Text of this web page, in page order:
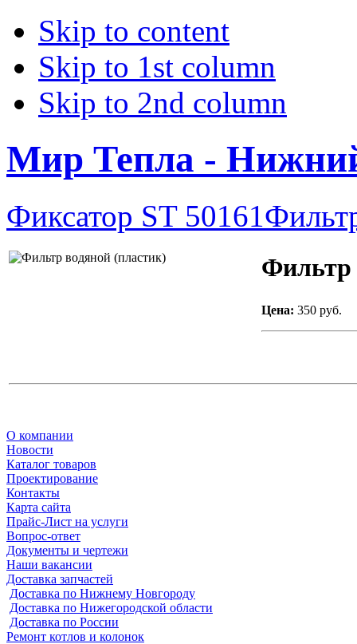
Skip to content
Skip to 1st column
Skip to 2nd column
Мир Тепла -
Фиксатор ST 50161
Фильтр
Цена: 350 руб.
О компании
Новости
Каталог товаров
Проектирование
Контакты
Карта сайта
Прайс-Лист на услуги
Вопрос-ответ
Документы и чертежи
Наши вакансии
Доставка запчастей
Доставка по Нижнему Новгороду
Доставка по Нижегородской области
Доставка по России
Ремонт котлов и колонок